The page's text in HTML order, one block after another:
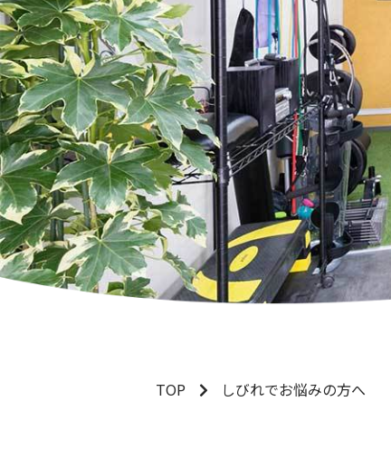
TOP しびれでお悩みの方へ